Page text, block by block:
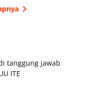
tanggung jawab
ITE